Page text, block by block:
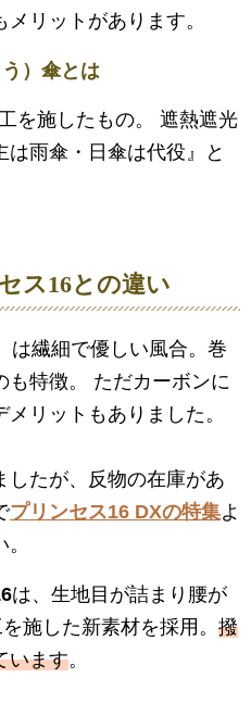
リットがあります。
）傘とは
を施したもの。 遮熱遮光
雨傘・日傘は代役』と
ス16との違い
は繊細で優しい風合。巻
も特徴。 ただカーボンに
リットもありました。
したが、反物の在庫があ
プリンセス16 DXの特集よ
は、生地目が詰まり腰が
施した新素材を採用。 撥
います。